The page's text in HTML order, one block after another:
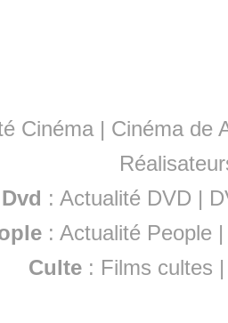
Cinéma | Cinéma de
Dvd : Actualité DVD |
:Actualité People
Culte : Films cultes